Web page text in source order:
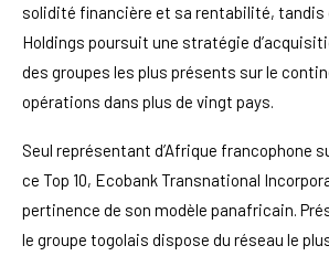
solidité financière et sa rentabilité, tandis
Holdings poursuit une stratégie
des groupes les plus présents sur le
opérations dans plus de vingt pays.
Seul représentant d’Afrique francophone
ce Top 10, Ecobank Transnational
pertinence de son modèle panafricain.
le groupe togolais dispose du réseau le